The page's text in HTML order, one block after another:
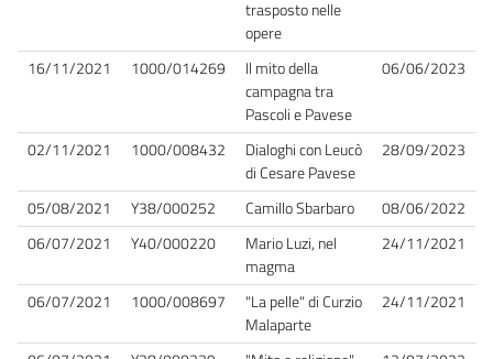
trasposto nelle
opere
16/11/2021 1000/014269
Il mito della
campagna tra
Pascoli e Pavese
06/06/2023
02/11/2021 1000/008432
Dialoghi con Leucò
di Cesare Pavese
28/09/2023
05/08/2021 Y38/000252 Camillo Sbarbaro
08/06/2022
06/07/2021
Y40/000220
Mario Luzi, nel
magma
24/11/2021
06/07/2021 1000/008697
"La pelle" di Curzio
Malaparte
24/11/2021